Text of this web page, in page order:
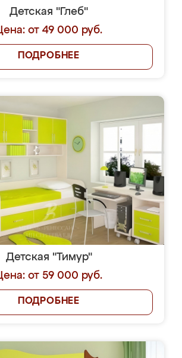
Детская "Глеб"
от 49 000 руб.
ПОДРОБНЕЕ
Детская "Тимур"
от 59 000 руб.
ПОДРОБНЕЕ